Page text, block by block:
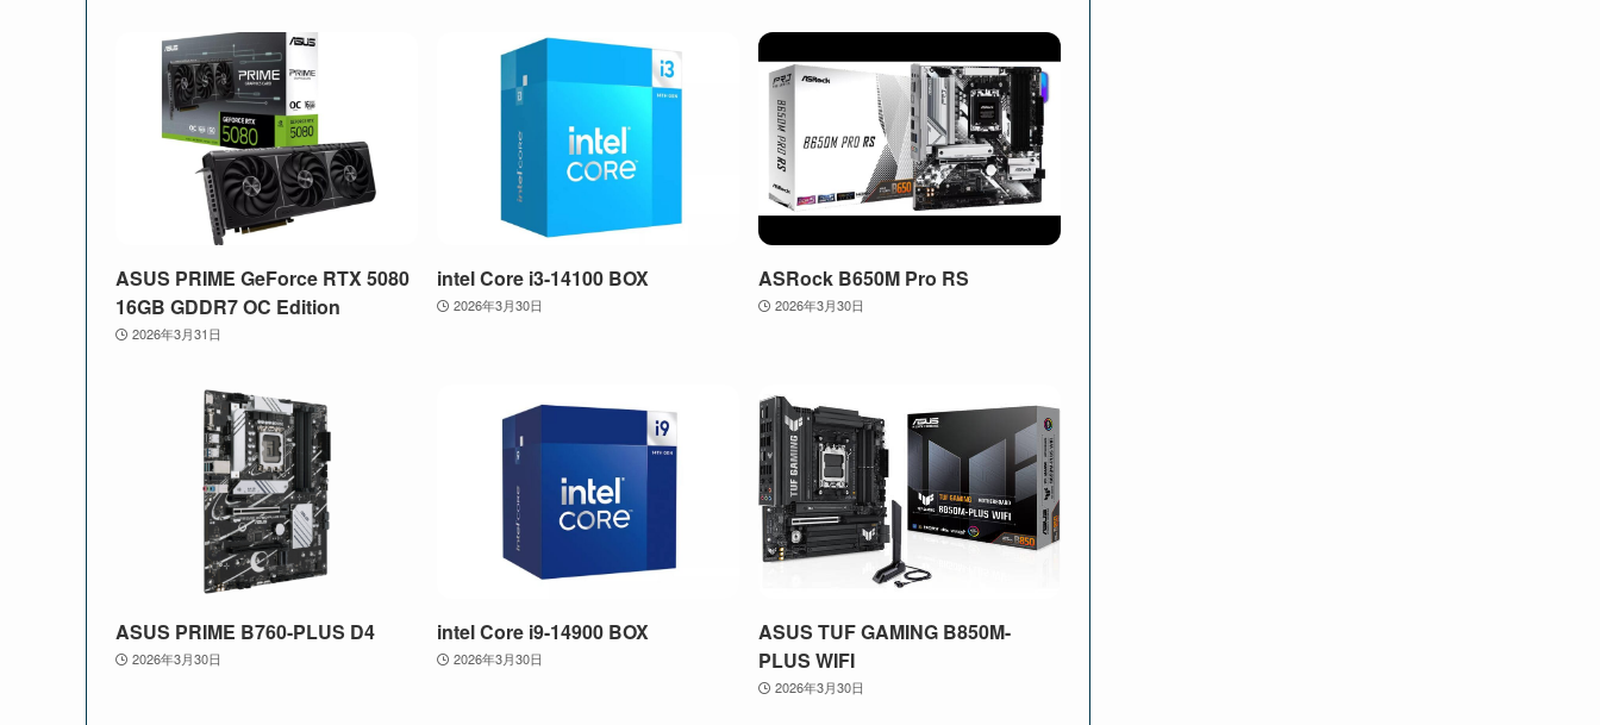
ASUS PRIME GeForce RTX 5080
16GB GDDR7 OC Edition
2026年3月31日
intel Core i3-14100 BOX
2026年3月30日
ASRock B650M Pro RS
2026年3月30日
ASUS PRIME B760-PLUS D4
2026年3月30日
intel Core i9-14900 BOX
2026年3月30日
ASUS TUF GAMING B850M-
PLUS WIFI
2026年3月30日